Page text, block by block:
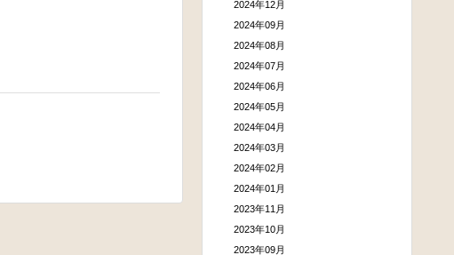
2024年12月
2024年09月
2024年08月
2024年07月
2024年06月
2024年05月
2024年04月
2024年03月
2024年02月
2024年01月
2023年11月
2023年10月
2023年09月